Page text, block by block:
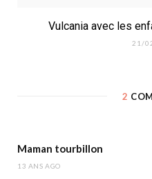
Vulcania avec les
21/
2
Maman tourbillon
13 ANS AGO